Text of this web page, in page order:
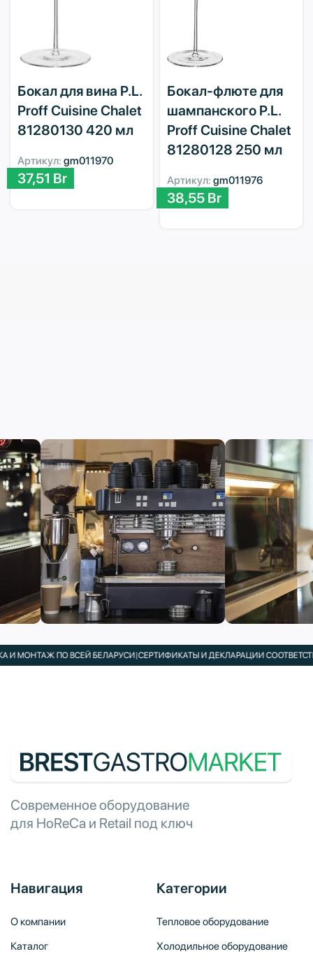
Бокал для вина P.L.
Proff Cuisine Chalet
81280130 420 мл
Артикул: gm011970
37,51 Br
Бокал-флюте для
шампанского P.L.
Proff Cuisine Chalet
81280128 250 мл
Артикул: gm011976
38,55 Br
МОНТАЖ ПО ВСЕЙ БЕЛАРУСИ|СЕРТИФИКАТЫ И ДЕКЛАРАЦИИ
Современное оборудование
для HoReCa и Retail под ключ
Навигация
О компании
Каталог
Категории
Тепловое оборудование
Холодильное оборудование